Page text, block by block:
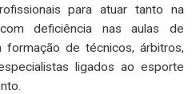
para atuar tanto na
deficiência nas aulas de
formação de técnicos, árbitros,
ligados ao esporte